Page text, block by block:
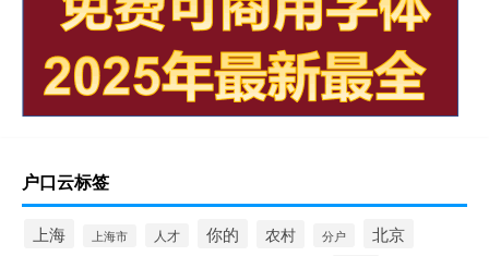
户口云标签
上海 上海市 人才 你的 农村 分户 北京